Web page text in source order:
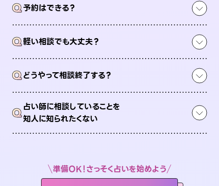
Q予約はできる？
Q軽い相談でも大丈夫？
Qどうやって相談終了する？
Q占い師に相談していることを
知人に知られたくない
準備OK！さっそく占いを始めよう